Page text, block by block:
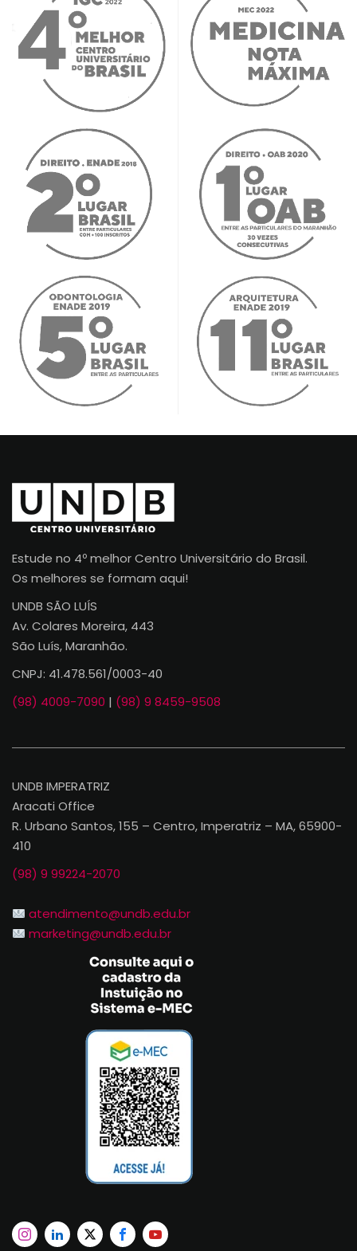
Estude no 4º melhor Centro Universitário do Brasil.
Os melhores se formam aqui!
UNDB SÃO LUÍS
Av. Colares Moreira, 443
São Luís, Maranhão.
CNPJ: 41.478.561/0003-40
(98) 4009-7090 | (98) 9 8459-9508
UNDB IMPERATRIZ
Aracati Office
R. Urbano Santos, 155 – Centro, Imperatriz – MA, 65900-
410
(98) 9 99224-2070
atendimento@undb.edu.br
marketing@undb.edu.br